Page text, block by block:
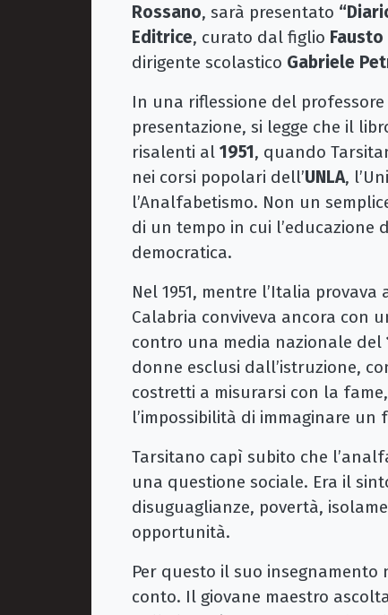
Rossano, sarà presentato
Editrice, curato dal figlio
dirigente scolastico Gabriele
In una riflessione del professore
presentazione, si legge che il
risalenti al 1951, quando
nei corsi popolari dell’UNLA,
l’Analfabetismo. Non un
di un tempo in cui
democratica.
Nel 1951, mentre l’Italia
Calabria conviveva ancora con
contro una media nazionale del
donne esclusi dall’istruzione,
costretti a misurarsi con la
l’impossibilità di immaginare un
Tarsitano capì subito che
una questione sociale. Era il
disuguaglianze, povertà,
opportunità.
Per questo il suo insegnamento
conto. Il giovane maestro